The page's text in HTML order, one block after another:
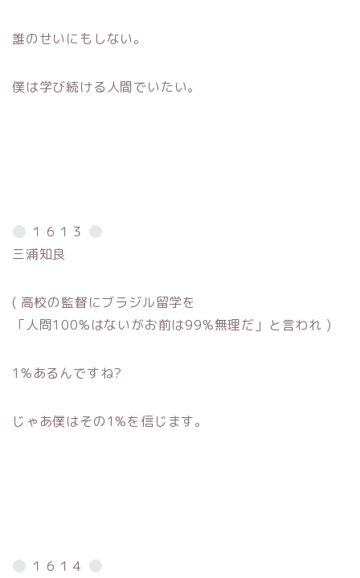
誰のせいにもしない。
僕は学び続ける人間でいたい。
１６１３
三浦知良
( 高校の監督にブラジル留学を
「人問100%はないがお前は99%無理だ」と言われ )
1%あるんですね?
じゃあ僕はその1%を信じます。
１６１４